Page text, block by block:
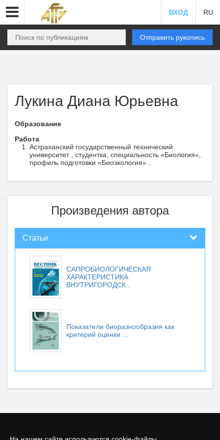
ВХОД RU
Отправить рукопись
Лукина Диана Юрьевна
Образование
Работа
Астраханский государственный технический
университет , студентка, специальность «Биология»,
профиль подготовки «Биоэкология» ,
Произведения автора
Статьи
САПРОБИОЛОГИЧЕСКАЯ
ХАРАКТЕРИСТИКА
ВНУТРИГОРОДСК...
Показатели биоразнообразия как
критерий оценки ...